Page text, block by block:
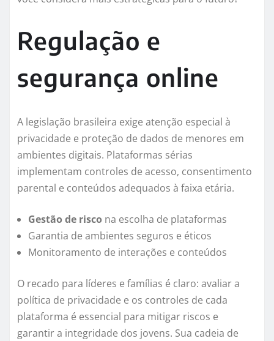
Regulação e
segurança online
A legislação brasileira exige atenção especial à
privacidade e proteção de dados de menores em
ambientes digitais. Plataformas sérias
implementam controles de acesso, consentimento
parental e conteúdos adequados à faixa etária.
Gestão de risco na escolha de plataformas
Garantia de ambientes seguros e éticos
Monitoramento de interações e conteúdos
O recado para líderes e famílias é claro: avaliar a
política de privacidade e os controles de cada
plataforma é essencial para mitigar riscos e
garantir a integridade dos jovens. Sua cadeia de